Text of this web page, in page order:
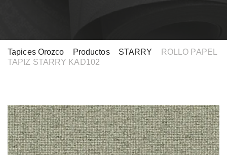
Tapices Orozco Productos> STARRY
ROLLO PAPEL
TAPIZ STARRY KAD102